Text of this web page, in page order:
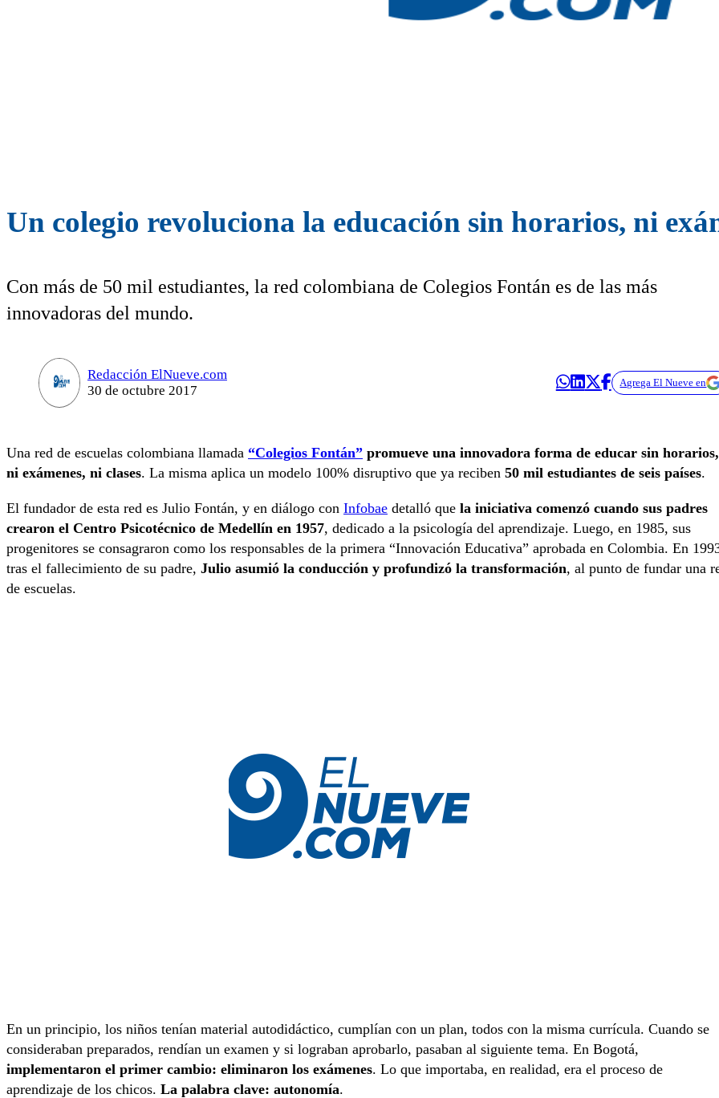
Un colegio revoluciona la educación sin horarios, ni
Con más de 50 mil estudiantes, la red colombiana de Colegios Fontán es de las más
innovadoras del mundo.
Redacción ElNueve.com
30 de octubre 2017
Agrega El Nueve en
Una red de escuelas colombiana llamada “Colegios Fontán” promueve una innovadora forma de educar sin horarios,
ni exámenes, ni clases. La misma aplica un modelo 100% disruptivo que ya reciben 50 mil estudiantes de seis países.
El fundador de esta red es Julio Fontán, y en diálogo con Infobae detalló que la iniciativa comenzó cuando sus padres
crearon el Centro Psicotécnico de Medellín en 1957, dedicado a la psicología del aprendizaje. Luego, en 1985, sus
progenitores se consagraron como los responsables de la primera “Innovación Educativa” aprobada en Colombia. En
tras el fallecimiento de su padre, Julio asumió la conducción y profundizó la transformación, al punto de fundar una
de escuelas.
En un principio, los niños tenían material autodidáctico, cumplían con un plan, todos con la misma currícula. Cuando se
consideraban preparados, rendían un examen y si lograban aprobarlo, pasaban al siguiente tema. En Bogotá,
implementaron el primer cambio: eliminaron los exámenes. Lo que importaba, en realidad, era el proceso de
aprendizaje de los chicos. La palabra clave: autonomía.